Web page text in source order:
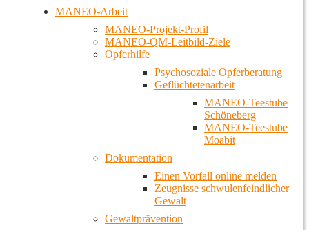
MANEO-Arbeit
MANEO-Projekt-Profil
MANEO-QM-Leitbild-Ziele
Opferhilfe
Psychosoziale Opferberatung
Geflüchtetenarbeit
MANEO-Teestube
Schöneberg
MANEO-Teestube
Moabit
Dokumentation
Einen Vorfall online melden
Zeugnisse schwulenfeindlicher
Gewalt
Gewaltprävention